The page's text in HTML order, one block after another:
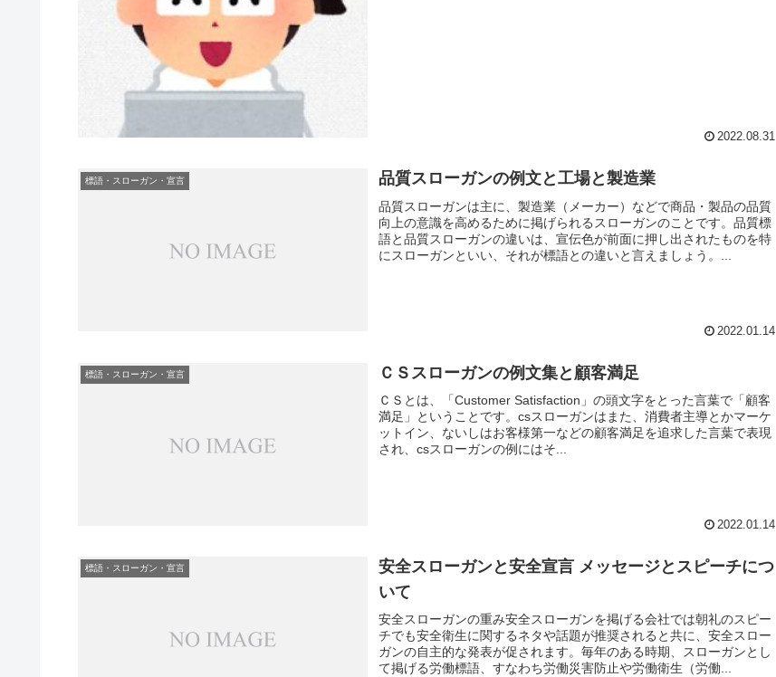
2022.08.31
標語・スローガン・宣言 品質スローガンの例文と工場と製造業
品質スローガンは主に、製造業（メーカー）などで商品・製品の品質
向上の意識を高めるために掲げられるスローガンのことです。品質標
語と品質スローガンの違いは、宣伝色が前面に押し出されたものを特
にスローガンといい、それが標語との違いと言えましょう。...
2022.01.14
標語・スローガン・宣言 ＣＳスローガンの例文集と顧客満足
ＣＳとは、「Customer Satisfaction」の頭文字をとった言葉で「顧客
満足」ということです。csスローガンはまた、消費者主導とかマーケ
ットイン、ないしはお客様第一などの顧客満足を追求した言葉で表現
され、csスローガンの例にはそ...
2022.01.14
標語・スローガン・宣言
安全スローガンと安全宣言 メッセージとスピーチにつ
いて
安全スローガンの重み安全スローガンを掲げる会社では朝礼のスピー
チでも安全衛生に関するネタや話題が推奨されると共に、安全スロー
ガンの自主的な発表が促されます。毎年のある時期、スローガンとし
て掲げる労働標語、すなわち労働災害防止や労働衛生（労働...